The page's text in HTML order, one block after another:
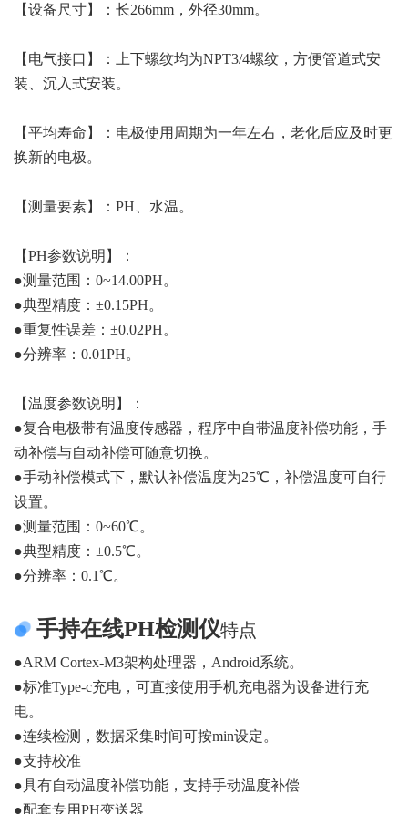
【设备尺寸】：长266mm，外径30mm。
【电气接口】：上下螺纹均为NPT3/4螺纹，方便管道式安
装、沉入式安装。
【平均寿命】：电极使用周期为一年左右，老化后应及时更
换新的电极。
【测量要素】：PH、水温。
【PH参数说明】：
●测量范围：0~14.00PH。
●典型精度：±0.15PH。
●重复性误差：±0.02PH。
●分辨率：0.01PH。
【温度参数说明】：
●复合电极带有温度传感器，程序中自带温度补偿功能，手
动补偿与自动补偿可随意切换。
●手动补偿模式下，默认补偿温度为25℃，补偿温度可自行
设置。
●测量范围：0~60℃。
●典型精度：±0.5℃。
●分辨率：0.1℃。
手持在线PH检测仪特点
●ARM Cortex-M3架构处理器，Android系统。
●标准Type-c充电，可直接使用手机充电器为设备进行充
电。
●连续检测，数据采集时间可按min设定。
●支持校准
●具有自动温度补偿功能，支持手动温度补偿
●配套专用PH变送器